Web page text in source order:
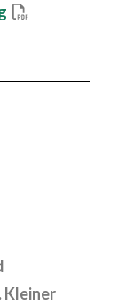
Kleiner